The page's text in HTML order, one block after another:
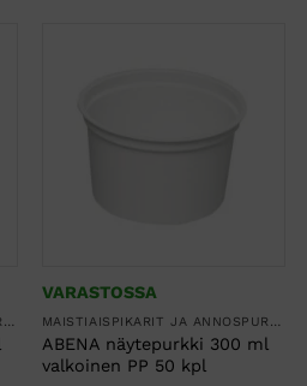
MAISTIAISPIKARIT JA ANNOSPURKIT
VARASTOSSA
MAISTIAISPIKARIT JA ANNOSPURKIT
ABENA näytepurkki 300 ml
valkoinen PP 50 kpl